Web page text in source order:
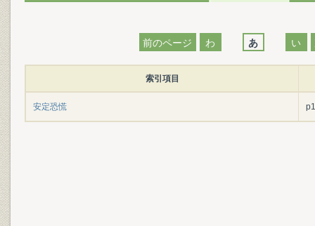
前のページ わ あ い
索引項目
安定恐慌